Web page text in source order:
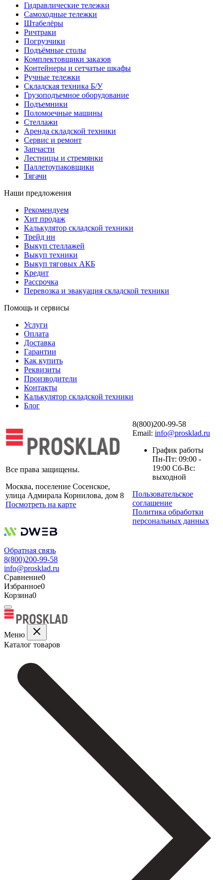
Гидравлические тележки
Самоходные тележки
Штабелёры
Ричтраки
Погрузчики
Подъёмные столы
Комплектовщики заказов
Контейнеры и сетчатые шкафы
Ручные тележки
Складская техника Б/У
Грузоподъемное оборудование
Подъемники
Поломоечные машины
Стеллажи
Аренда складской техники
Сервис и ремонт
Запчасти
Лестницы и стремянки
Паллетоупаковщики
Тягачи
Наши предложения
Рекомендуем
Хит продаж
Калькулятор складской техники
Трейд ин
Выкуп стеллажей
Выкуп техники
Выкуп тяговых АКБ
Кредит
Рассрочка
Перевозка и эвакуация складской техники
Помощь и сервисы
Услуги
Оплата
Доставка
Гарантии
Как купить
Реквизиты
Производители
Контакты
Калькулятор складской техники
Блог
Все права защищены.
Москва, поселение Сосенское,
улица Адмирала Корнилова, дом 8
Посмотреть на карте
8(800)200-99-58
Email: info@prosklad.ru
График работы
Пн-Пт: 09:00 -
19:00 Сб-Вс:
выходной
Пользовательское
соглашение
Политика обработки
персональных данных
Обратная связь
8(800)200-99-58
info@prosklad.ru
Сравнение0
Избранное0
Корзина0
Меню
Каталог товаров